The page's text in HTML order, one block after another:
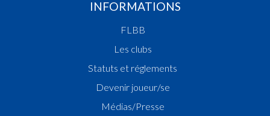
Champion des Fillettes
Vainqueur Coupe de Luxembourg
Champion de Luxembourg
Vainqueur Coupe de Luxembourg
INFORMATIONS
FLBB
Les clubs
Statuts et réglements
Devenir joueur/se
Médias/Presse